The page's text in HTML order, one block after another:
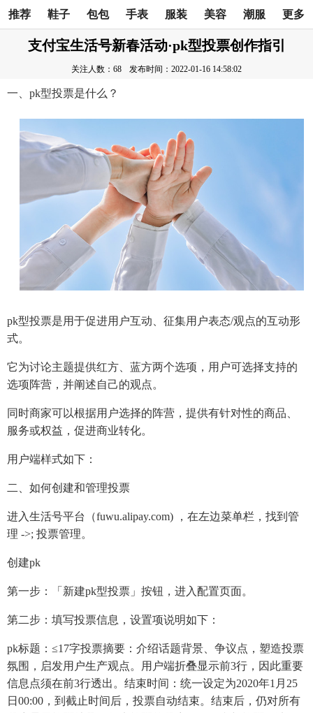
推荐 鞋子 包包 手表 服装 美容 潮服 更多
支付宝生活号新春活动·pk型投票创作指引
关注人数：68 发布时间：2022-01-16 14:58:02
一、pk型投票是什么？
pk型投票是用于促进用户互动、征集用户表态/观点的互动形
式。
它为讨论主题提供红方、蓝方两个选项，用户可选择支持的
选项阵营，并阐述自己的观点。
同时商家可以根据用户选择的阵营，提供有针对性的商品、
服务或权益，促进商业转化。
用户端样式如下：
二、如何创建和管理投票
进入生活号平台（fuwu.alipay.com) ，在左边菜单栏，找到管
理 ->; 投票管理。
创建pk
第一步：「新建pk型投票」按钮，进入配置页面。
第二步：填写投票信息，设置项说明如下：
pk标题：≤17字投票摘要：介绍话题背景、争议点，塑造投票
氛围，启发用户生产观点。用户端折叠显示前3行，因此重要
信息点须在前3行透出。结束时间：统一设定为2020年1月25
日00:00，到截止时间后，投票自动结束。结束后，仍对所有